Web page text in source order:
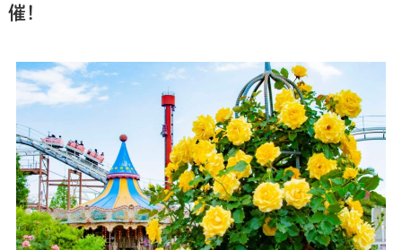
催！